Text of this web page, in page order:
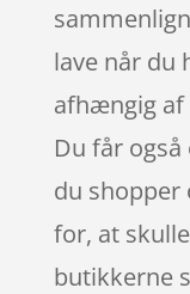
lave når du
afhængig af
Du får
du shopper
for, at
butikkerne